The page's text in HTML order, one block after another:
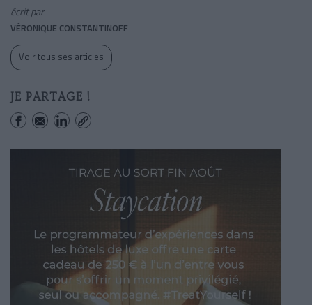
écrit par
VÉRONIQUE CONSTANTINOFF
Voir tous ses articles
JE PARTAGE !